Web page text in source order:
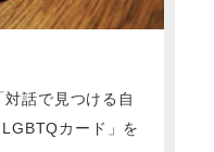
話で見つける自
カード」を